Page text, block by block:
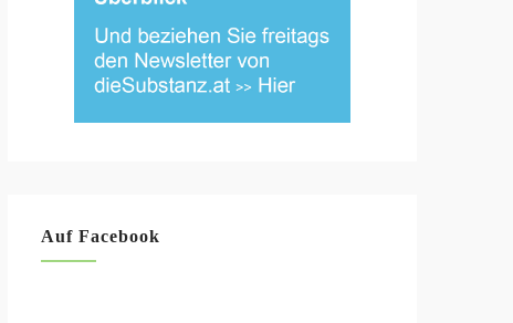
Auf Facebook